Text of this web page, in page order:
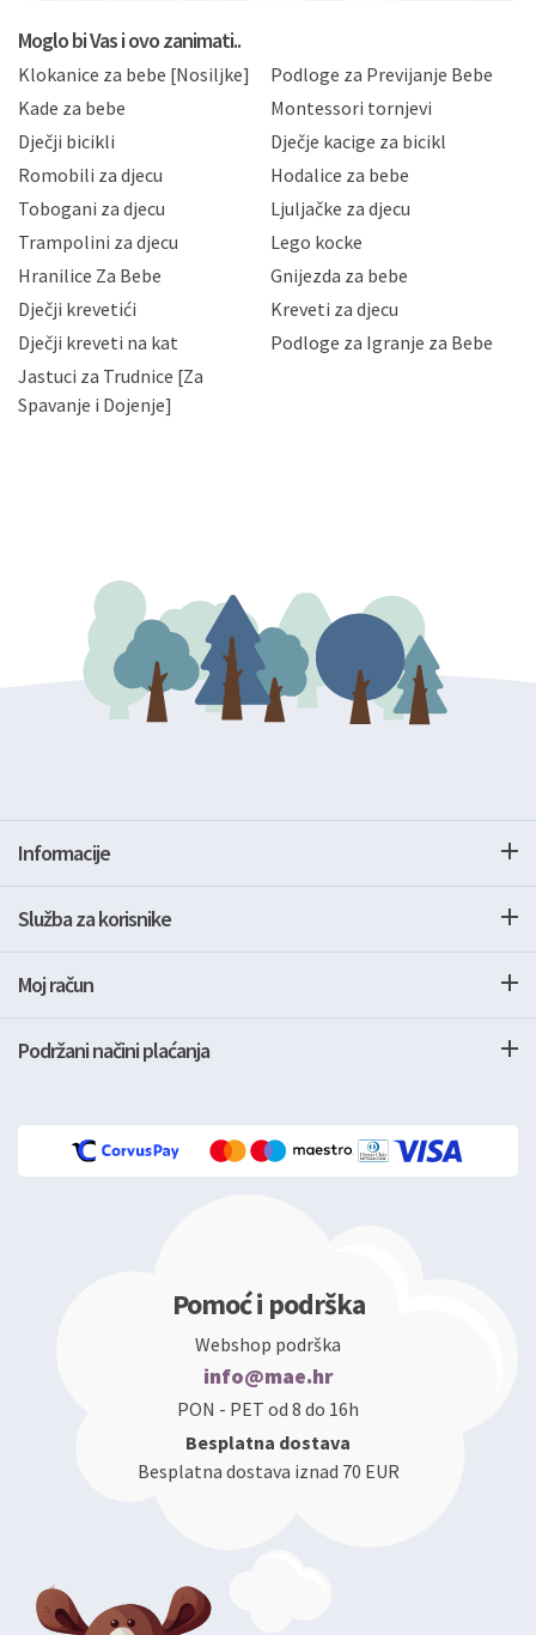
privatnosti i kolačića koju možete pročitati ovdje i
Hrvatske, a uvijek uz primjenu odgovarajućih tehničkih i
sigurnosnih mjera zaštite osobnih podataka od
neovlaštenog pristupa, zlouporabe, otkrivanja,
gubitka ili uništenja. Mae.hr štiti privatnost svojih
korisnika i posjetitelja web stranica, čuva povjerljivost
Vaših osobnih podataka te omogućava pristup i
priopćavanje osobnih podataka samo onim svojim
zaposlenicima kojima su isti potrebni radi provedbe
slučajevima koji su dozvoljeni zakonima. Napominjemo
da možete u svako doba, u potpunosti ili djelomice,
zatražiti prestanak aktivnosti obrade Vaših osobnih
podataka. Opoziv privole možete podnijeti poštom na
gore navedenu adresu ili e-mailom na adresu:
Moglo bi Vas i ovo zanimati..
Klokanice za bebe [Nosiljke]
Podloge za Previjanje Bebe
Kade za bebe
Montessori tornjevi
Dječji bicikli
Dječje kacige za bicikl
Romobili za djecu
Hodalice za bebe
Tobogani za djecu
Ljuljačke za djecu
Trampolini za djecu
Lego kocke
Hranilice Za Bebe
Gnijezda za bebe
Dječji krevetići
Kreveti za djecu
Dječji kreveti na kat
Podloge za Igranje za Bebe
Jastuci za Trudnice [Za
Spavanje i Dojenje]
Informacije
Služba za korisnike
Moj račun
Podržani načini plaćanja
Pomoć i podrška
Webshop podrška
info@mae.hr
PON - PET od 8 do 16h
Besplatna dostava
Besplatna dostava iznad 70 EUR